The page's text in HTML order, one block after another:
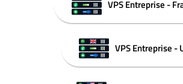
VPS Entreprise -
VPS Entreprise -